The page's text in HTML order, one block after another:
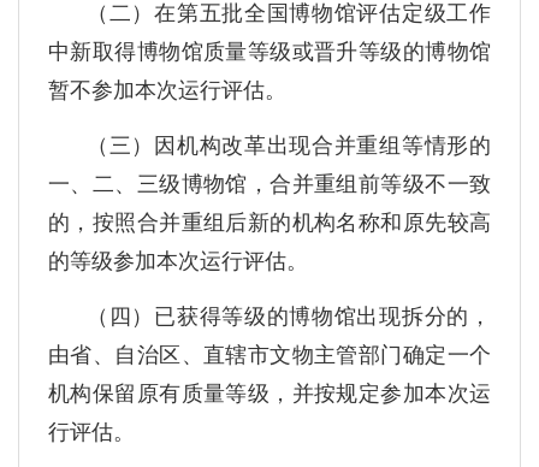
（二）在第五批全国博物馆评估定级工作
中新取得博物馆质量等级或晋升等级的博物馆
暂不参加本次运行评估。
（三）因机构改革出现合并重组等情形的
一、二、三级博物馆，合并重组前等级不一致
的，按照合并重组后新的机构名称和原先较高
的等级参加本次运行评估。
（四）已获得等级的博物馆出现拆分的，
由省、自治区、直辖市文物主管部门确定一个
机构保留原有质量等级，并按规定参加本次运
行评估。